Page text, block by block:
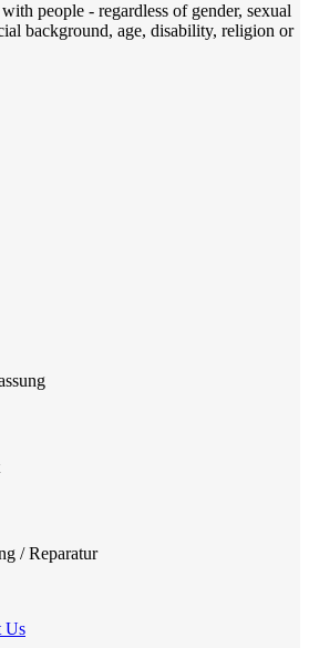
people - regardless of gender, sexual
background, age, disability, religion or
/ Reparatur
Us